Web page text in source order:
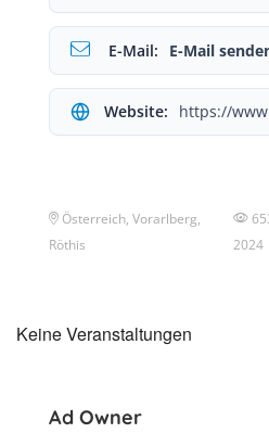
E-Mail: E-Mail
Website: https://
Österreich, Vorarlberg,
Röthis
2024
Keine Veranstaltungen
Ad Owner